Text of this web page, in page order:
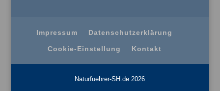
Impressum Datenschutzerklärung
Cookie-Einstellung Kontakt
Naturfuehrer-SH.de 2026